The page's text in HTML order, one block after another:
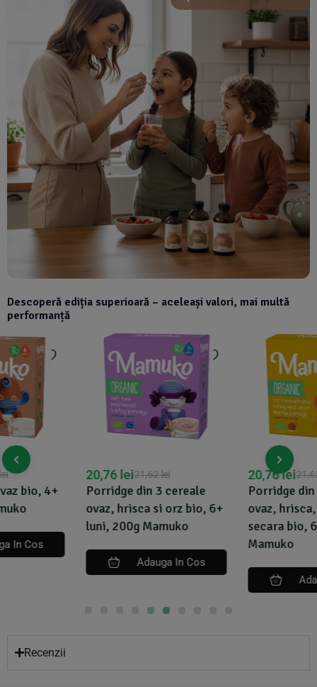
Descoperă ediția superioară – aceleași valori, mai multă
performanță
Porridge din 3 cereale
ovaz, hrisca si orz bio, 6+
luni, 200g Mamuko
lei
20,76
Adauga In Cos
Porridge din 5 cereale
ovaz, hrisca, orz, spelta si
secara bio, 6+ luni, 200g
lei
20,76
Adauga In Cos
Recenzii